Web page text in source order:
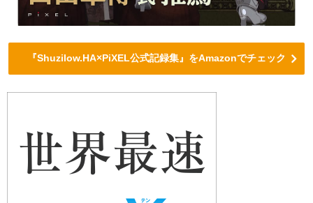
『Shuzilow.HA×PiXEL公式記録集』をAmazonでチェック